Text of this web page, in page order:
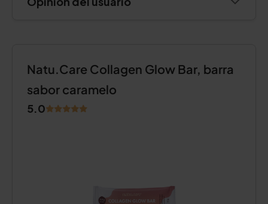
Natu.Care Collagen Glow Bar, barra
sabor caramelo
5.0